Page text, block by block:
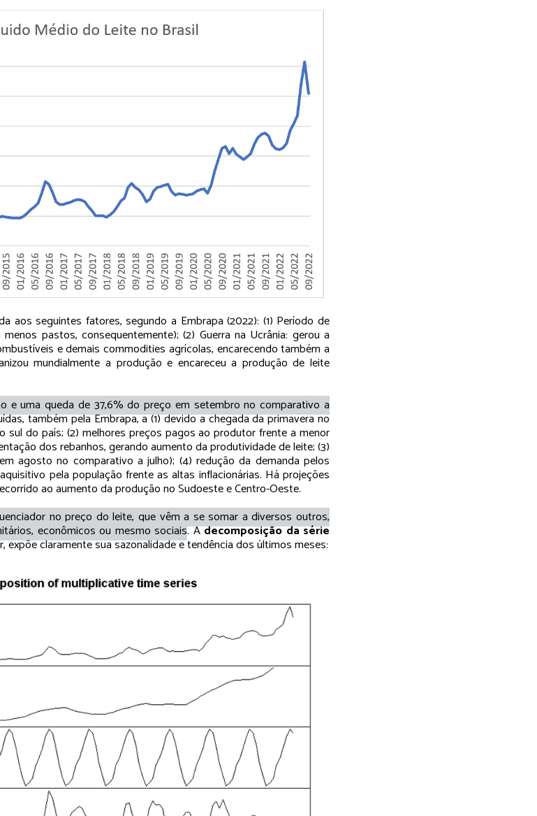
aos seguintes fatores, segundo a Embrapa (2022): (1) Período de
pastos, consequentemente); (2) Guerra na Ucrânia: gerou a
e demais commodities agrícolas, encarecendo também a
mundialmente a produção e encareceu a produção de leite
e uma queda de 37,6% do preço em setembro no comparativo a
também pela Embrapa, a (1) devido a chegada da primavera no
sul do país; (2) melhores preços pagos ao produtor frente a menor
dos rebanhos, gerando aumento da produtividade de leite; (3)
agosto no comparativo a julho); (4) redução da demanda pelos
pela população frente as altas inflacionárias. Há projeções
ao aumento da produção no Sudoeste e Centro-Oeste.
no preço do leite, que vêm a se somar a diversos outros,
econômicos ou mesmo sociais. Adecomposição da série
claramente sua sazonalidade e tendência dos últimos meses: